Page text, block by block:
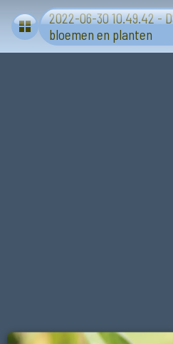
Bloemen
2022-06-30 10.49.42 -
bloemen en planten